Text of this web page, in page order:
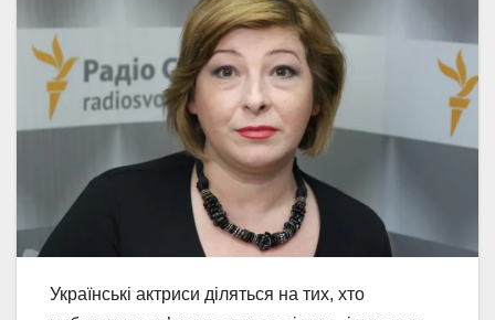
Українські актриси діляться на тих, хто